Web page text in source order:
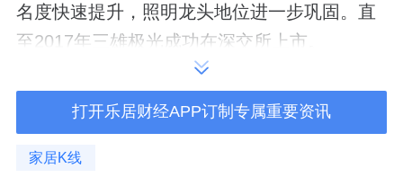
名度快速提升，照明龙头地位进一步巩固。直
至2017年三雄极光成功在深交所上市。
上市后很长一段时间，4个创始人都保持一致行
动人的架构。2020年4月四人解除了《一致行
动协议》。也正是在解除了一致行动协议后，4
打开乐居财经APP订制专属重要资讯
家居K线